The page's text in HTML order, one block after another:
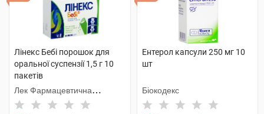
Лінекс Бебі порошок для
оральної суспензії 1,5 г 10
пакетів
Лек Фармацевтична
компанія
Ентерол капсули 250 мг 10
шт
Біокодекс